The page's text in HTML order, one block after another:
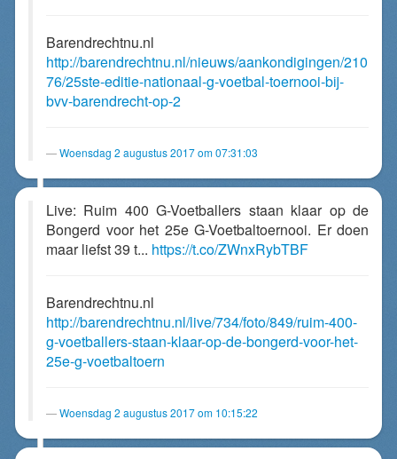
Barendrechtnu.nl
http://barendrechtnu.nl/nieuws/aankondigingen/210
76/25ste-editie-nationaal-g-voetbal-toernooi-bij-
bvv-barendrecht-op-2
Woensdag 2 augustus 2017 om 07:31:03
Live: Ruim 400 G-Voetballers staan klaar op de
Bongerd voor het 25e G-Voetbaltoernooi. Er doen
maar liefst 39 t... https://t.co/ZWnxRybTBF
Barendrechtnu.nl
http://barendrechtnu.nl/live/734/foto/849/ruim-400-
g-voetballers-staan-klaar-op-de-bongerd-voor-het-
25e-g-voetbaltoern
Woensdag 2 augustus 2017 om 10:15:22